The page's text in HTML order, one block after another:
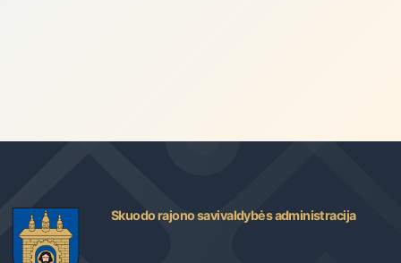
Skuodo rajono savivaldybės administracija